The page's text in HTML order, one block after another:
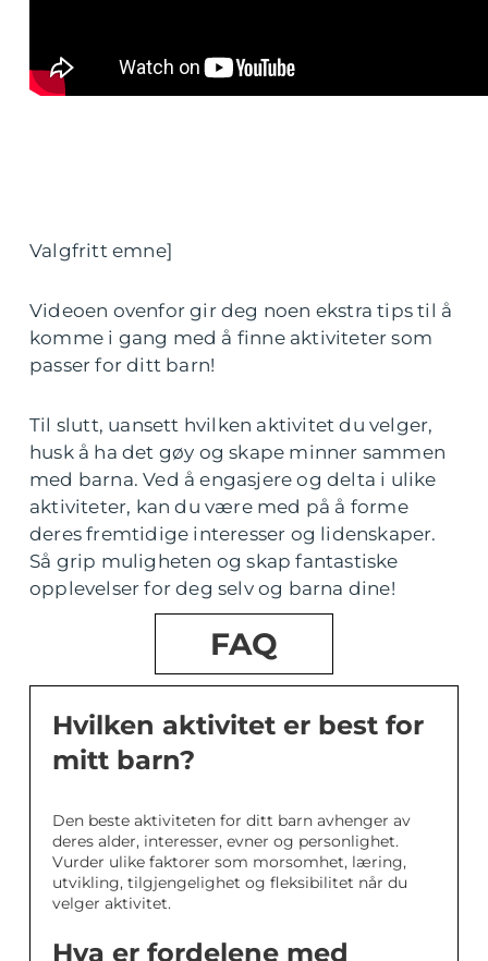
Valgfritt emne]
Videoen ovenfor gir deg noen ekstra tips til å
komme i gang med å finne aktiviteter som
passer for ditt barn!
Til slutt, uansett hvilken aktivitet du velger,
husk å ha det gøy og skape minner sammen
med barna. Ved å engasjere og delta i ulike
aktiviteter, kan du være med på å forme
deres fremtidige interesser og lidenskaper.
Så grip muligheten og skap fantastiske
opplevelser for deg selv og barna dine!
FAQ
Hvilken aktivitet er best for
mitt barn?
Den beste aktiviteten for ditt barn avhenger av
deres alder, interesser, evner og personlighet.
Vurder ulike faktorer som morsomhet, læring,
utvikling, tilgjengelighet og fleksibilitet når du
velger aktivitet.
Hva er fordelene med